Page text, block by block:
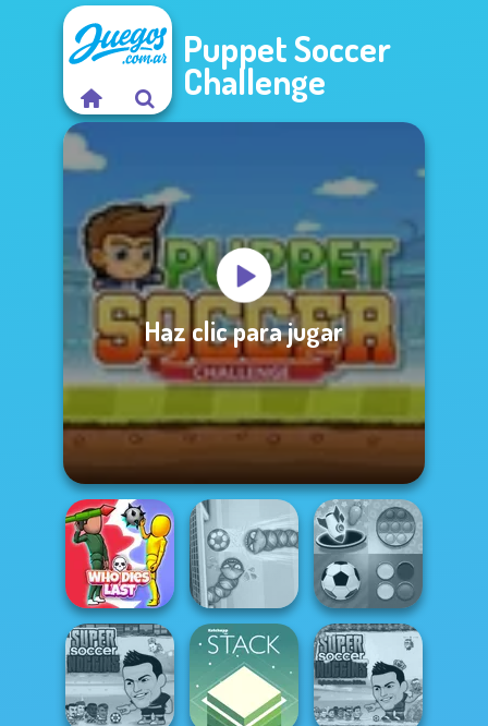
Puppet Soccer
Challenge
Haz clic para jugar
Who Dies Last Soccer Snakes
Mind Games for
2-3-4 Player